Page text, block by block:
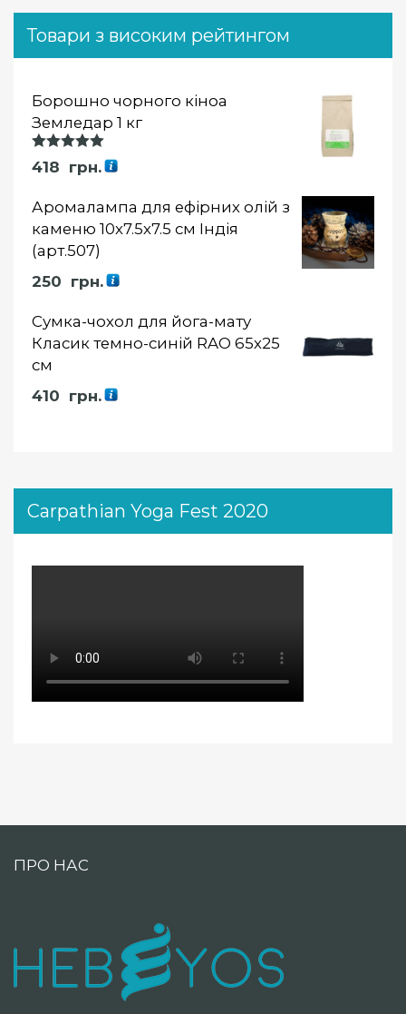
Товари з високим рейтингом
Борошно чорного кіноа
Земледар 1 кг
Оцінка
5.00із 5
418 грн.
Аромалампа для ефірних олій з
каменю 10х7.5х7.5 см Індія
(арт.507)
250 грн.
Сумка-чохол для йога-мату
Класик темно-синій RAO 65х25
см
410 грн.
Carpathian Yoga Fest 2020
ПРО НАС